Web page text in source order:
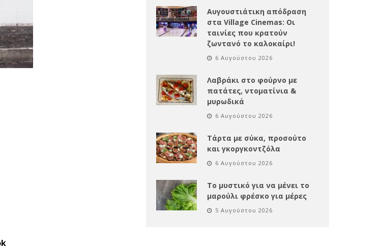
Αυγουστιάτικη απόδραση
στα Village Cinemas: Οι
ταινίες που κρατούν
ζωντανό το καλοκαίρι!
6 Αυγούστου 2026
Λαβράκι στο φούρνο με
πατάτες, ντοματίνια &
μυρωδικά
6 Αυγούστου 2026
Τάρτα με σύκα, προσούτο
και γκοργκοντζόλα
6 Αυγούστου 2026
Το μυστικό για να μένει το
μαρούλι φρέσκο για μέρες
5 Αυγούστου 2026